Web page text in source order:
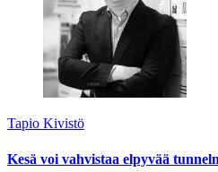
Tapio Kivistö
Kesä voi vahvistaa elpyvää